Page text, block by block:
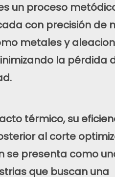
un proceso
con precisión de
metales y
la pérdida
térmico, su
al corte
se presenta como
que buscan una